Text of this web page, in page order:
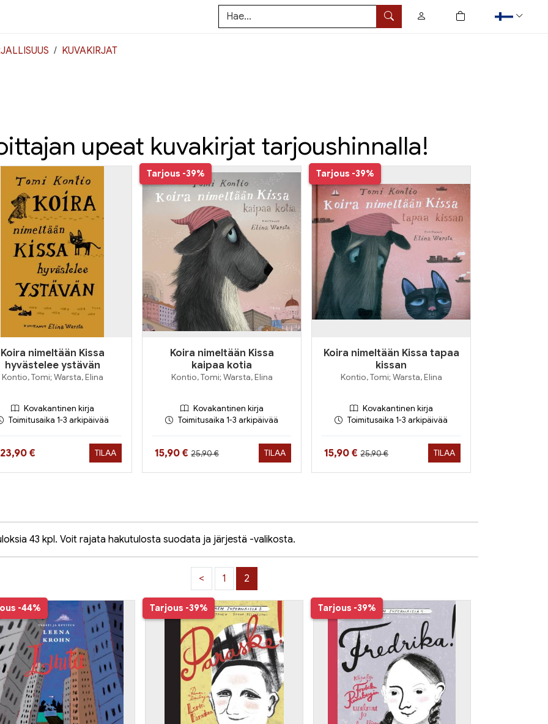
Hae
0
tuotetta ostoskorissa
KUVAKIRJAT
upeat kuvakirjat tarjoushinnalla!
Koira nimeltään Kissa
hyvästelee ystävän
Kontio, Tomi; Warsta, Elina
Kovakantinen kirja
Toimitusaika 1-3 arkipäivää
Hinta nyt
23,90 € TILAA
Tarjous -39%
Koira nimeltään Kissa
kaipaa kotia
Kontio, Tomi; Warsta, Elina
Kovakantinen kirja
Toimitusaika 1-3 arkipäivää
Hinta nyt
15,90 €Hinta aiemmin
25,90 € TILAA
Tarjous -39%
Koira nimeltään Kissa tapaa
kissan
Kontio, Tomi; Warsta, Elina
Kovakantinen kirja
Toimitusaika 1-3 arkipäivää
Hinta nyt
15,90 €Hinta aiemmin
25,90 € TILAA
43 kpl. Voit rajata hakutulosta suodata ja järjestä -valikosta.
< 1 2
-44% Tarjous -39% Tarjous -39%